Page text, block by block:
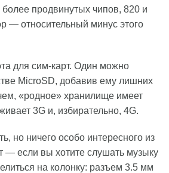
продвинутых чипов, 820 и
— относительный минус этого
для сим-карт. Один можно
MicroSD, добавив ему лишних
«родное» хранилище имеет
3G и, избирательно, 4G.
но ничего особо интересного из
— если вы хотите слушать музыку
на колонку: разъем 3.5 мм